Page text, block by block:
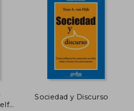
55%
dcto.
Sociedad y Discurso